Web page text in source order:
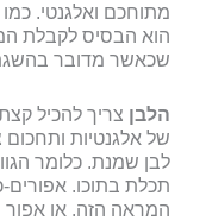
מתוחכם ואלגנטי.
הוא הבסיס לקבלת
שכאשר מדובר בהשגת
הלבן צריך להכיל
של אלגנטיות ותחכום
לבן שמנת. כלומר
תכלת בתוכו.
המראה הזה. או אפור